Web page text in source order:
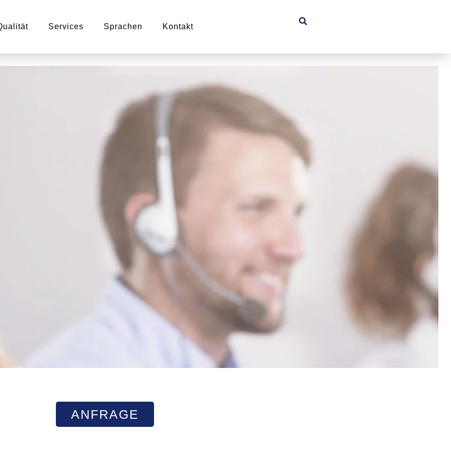
Services Sprachen Kontakt
ANFRAGE